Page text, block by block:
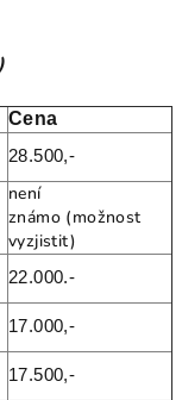
Cena
28.500,-
není
známo (možnost
vyzjistit)
22.000.-
17.000,-
17.500,-